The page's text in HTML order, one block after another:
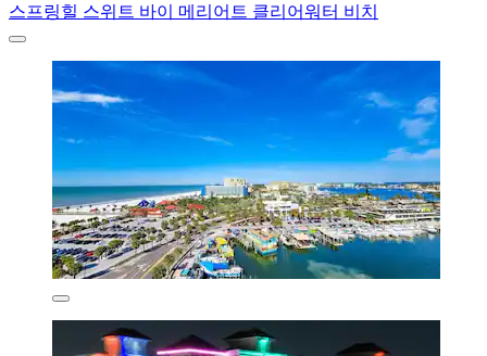
스프링힐 스위트 바이 메리어트 클리어워터 비치